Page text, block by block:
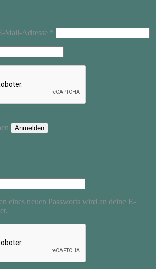
Mail-Adresse *
Anmelden
eines neuen Passworts wird an deine E-